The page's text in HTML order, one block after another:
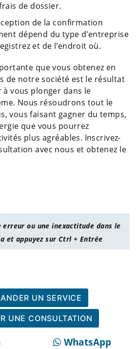
de dossier.
de la confirmation
dépend du type d'entreprise
et de l'endroit où.
que vous obtenez en
de notre société est le résultat
vous plonger dans le
Nous résoudrons tout le
vous faisant gagner du temps,
que vous pourrez
plus agréables. Inscrivez-
avec nous et obtenez le
erreur ou une inexactitude dans le
et appuyez sur Ctrl + Entrée
UN SERVICE
UNE CONSULTATION
WhatsApp